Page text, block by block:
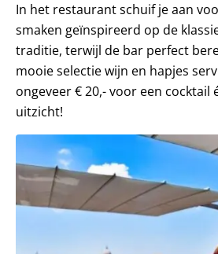
In het restaurant schuif je aan
smaken geïnspireerd op de
traditie, terwijl de bar perfect
mooie selectie wijn en hapjes
ongeveer € 20,- voor een cocktail
uitzicht!